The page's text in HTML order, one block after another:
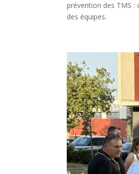
prévention des TMS :
des équipes.